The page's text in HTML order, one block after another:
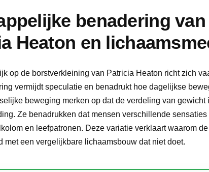
benadering
Heaton en
op de borstverkleining van Patricia Heaton richt zich
vermijdt speculatie en benadrukt hoe dagelijkse
beweging merken op dat de verdeling van
Ze benadrukken dat mensen verschillende
en leefpatronen. Deze variatie verklaart waarom
met een vergelijkbare lichaamsbouw dat niet doet.